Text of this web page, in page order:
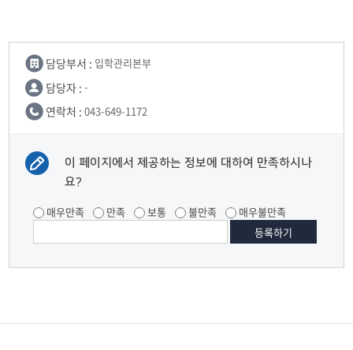
담당부서 : 입학관리본부
담당자 : -
연락처 : 043-649-1172
이 페이지에서 제공하는 정보에 대하여 만족하시나
요?
매우만족 만족 보통 불만족 매우불만족